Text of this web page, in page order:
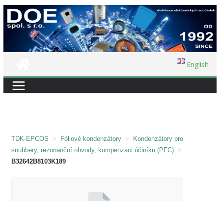
Přeskočit
na
English
TDK-EPCOS > Fóliové kondenzátory >
Kondenzátory pro
snubbery, rezonanční obvody, kompenzaci účiníku (PFC) >
B32642B8103K189